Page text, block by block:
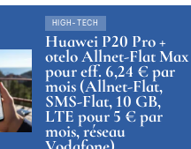
HIGH-TECH
Huawei P20 Pro +
otelo Allnet-Flat Max
pour eff. 6,24 € par
mois (Allnet-Flat,
SMS-Flat, 10 GB,
LTE pour 5 € par
mois, réseau